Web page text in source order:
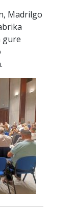
Madrilgo
gure